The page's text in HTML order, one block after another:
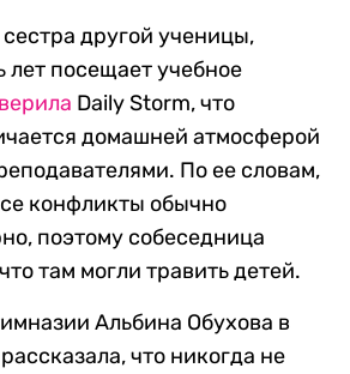
другой ученицы,
лет посещает учебное
Daily Storm, что
домашней атмосферой
По ее словам,
конфликты обычно
поэтому собеседница
там могли травить детей.
Альбина Обухова в
что никогда не